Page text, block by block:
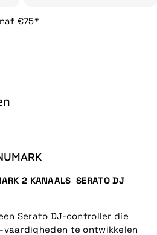
€75*
2 KANAALS SERATO DJ
Serato DJ-controller die
vaardigheden te ontwikkelen